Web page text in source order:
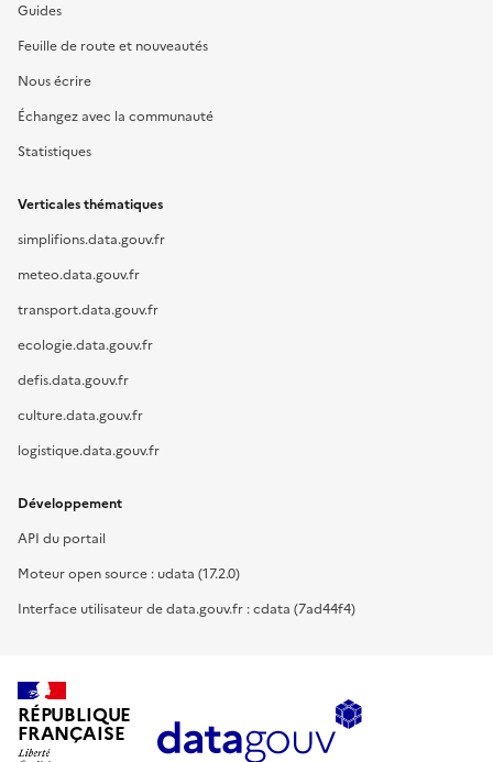
Guides
Feuille de route et nouveautés
Nous écrire
Échangez avec la communauté
Statistiques
Verticales thématiques
simplifions.data.gouv.fr
meteo.data.gouv.fr
transport.data.gouv.fr
ecologie.data.gouv.fr
defis.data.gouv.fr
culture.data.gouv.fr
logistique.data.gouv.fr
Développement
API du portail
Moteur open source : udata (17.2.0)
Interface utilisateur de data.gouv.fr : cdata (7ad44f4)
RÉPUBLIQUE
FRANÇAISE